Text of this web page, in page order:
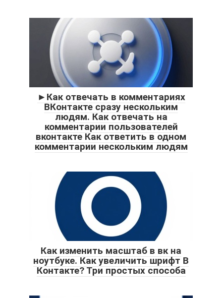
►Как отвечать в комментариях
ВКонтакте сразу нескольким
людям. Как отвечать на
комментарии пользователей
вконтакте Как ответить в одном
комментарии нескольким людям
Как изменить масштаб в вк на
ноутбуке. Как увеличить шрифт В
Контакте? Три простых способа